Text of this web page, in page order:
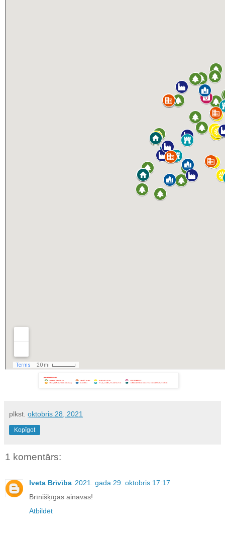
plkst. oktobris 28, 2021
Kopīgot
1 komentārs:
Iveta Brīvība 2021. gada 29. oktobris 17:17
Brīnišķīgas ainavas!
Atbildēt